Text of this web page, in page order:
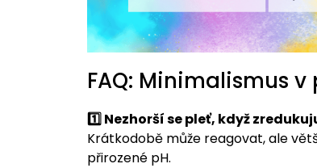
FAQ: Minimalismus
1️⃣ Nezhorší se pleť, když
Krátkodobě může reagovat, ale
přirozené pH.